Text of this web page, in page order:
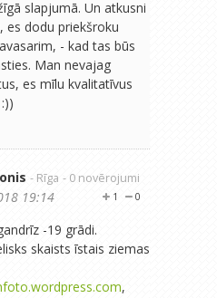
slapjumā. Un atkusni
es dodu priekšroku
- kad tas būs
Man nevajag
es mīlu kvalitatīvus
- Rīga - 0 novērojumi
0
1
19:14
-19 grādi.
skaists īstais ziemas
,